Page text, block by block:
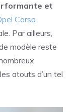
et
Corsa
Par ailleurs,
modèle reste
atouts d’un tel